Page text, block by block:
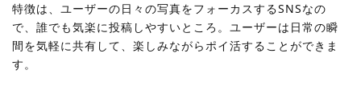
特徴は、ユーザーの日々の写真をフォーカスするSNSなの
で、誰でも気楽に投稿しやすいところ。ユーザーは日常の瞬
間を気軽に共有して、楽しみながらポイ活することができま
す。